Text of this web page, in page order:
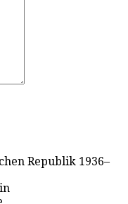
Republik 1936–